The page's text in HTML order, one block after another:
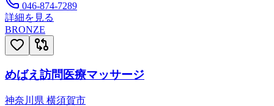
046-874-7289
詳細を見る
BRONZE
めばえ訪問医療マッサージ
神奈川県 横須賀市